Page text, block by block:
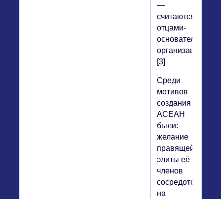
—
считаются
отцами-
основателями
организации.
[3]
Среди
мотивов
создания
АСЕАН
были:
желание
правящей
элиты её
членов
сосредоточиться
на